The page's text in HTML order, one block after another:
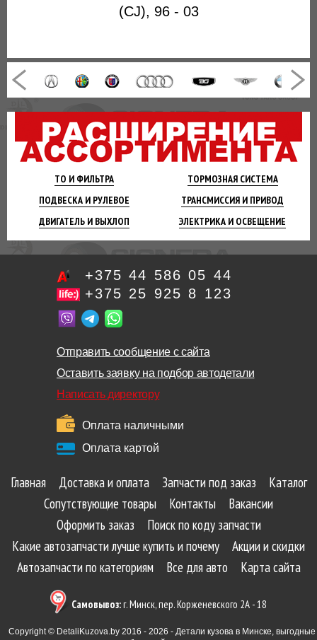
ТО И ФИЛЬТРА ТОРМОЗНАЯСИСТЕМА
ПОДВЕСКА И РУЛЕВОЕ ТРАНСМИССИЯ И ПРИВОД
ДВИГАТЕЛЬ И ВЫХЛОП ЭЛЕКТРИКА И ОСВЕЩЕНИЕ
(CJ), 96 - 03
+375 44 586 05 44
+375 25 925 8 123
Отправить сообщение с сайта
Оставить заявку на подбор автодетали
Написать директору
Оплата наличными
Оплата картой
Главная Доставка и оплата Запчасти под заказ
Каталог
Сопутствующие товары
Контакты
Вакансии
Оформить заказ
Поиск по коду запчасти
Какие автозапчасти лучше купить и почему
Акции и скидки
Автозапчасти по категориям
Все для авто Карта сайта
Самовывоз:г. Минск, пер. Корженевского 2А - 18
Copyright © DetaliKuzova.by 2016 - 2026 - Детали кузова в Минске, выгодные